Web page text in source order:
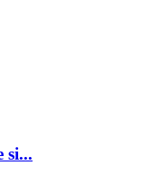
si...